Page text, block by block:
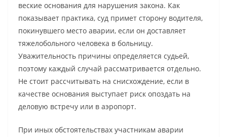
веские основания для нарушения закона. Как
показывает практика, суд примет сторону водителя,
покинувшего место аварии, если он доставляет
тяжелобольного человека в больницу.
Уважительность причины определяется судьей,
поэтому каждый случай рассматривается отдельно.
Не стоит рассчитывать на снисхождение, если в
качестве основания выступает риск опоздать на
деловую встречу или в аэропорт.
При иных обстоятельствах участникам аварии